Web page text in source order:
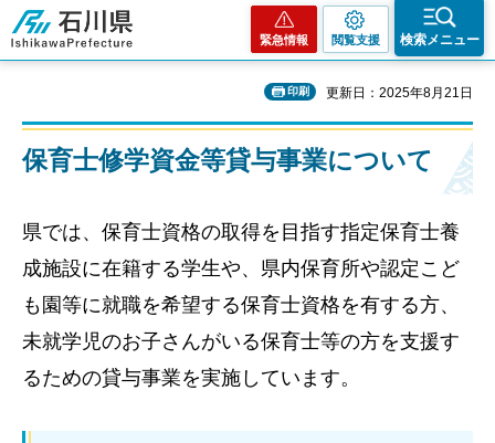
石川県
緊急情報 閲覧支援 検索メニュー
印刷 更新日：2025年8月21日
保育士修学資金等貸与事業について
県では、保育士資格の取得を目指す指定保育士養
成施設に在籍する学生や、県内保育所や認定こど
も園等に就職を希望する保育士資格を有する方、
未就学児のお子さんがいる保育士等の方を支援す
るための貸与事業を実施しています。